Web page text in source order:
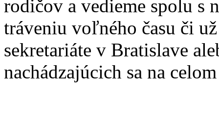
rodičov a vedieme spolu s
tráveniu voľného času či
sekretariáte v Bratislave
nachádzajúcich sa na